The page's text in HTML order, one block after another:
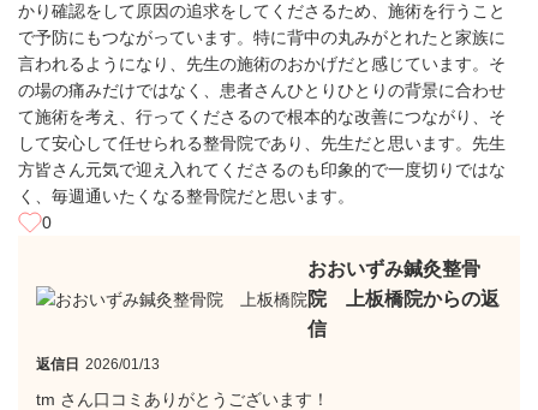
かり確認をして原因の追求をしてくださるため、施術を行うこと
で予防にもつながっています。特に背中の丸みがとれたと家族に
言われるようになり、先生の施術のおかげだと感じています。そ
の場の痛みだけではなく、患者さんひとりひとりの背景に合わせ
て施術を考え、行ってくださるので根本的な改善につながり、そ
して安心して任せられる整骨院であり、先生だと思います。先生
方皆さん元気で迎え入れてくださるのも印象的で一度切りではな
く、毎週通いたくなる整骨院だと思います。
0
おおいずみ鍼灸整骨
院 上板橋院からの返
信
返信日 2026/01/13
tm さん口コミありがとうございます！